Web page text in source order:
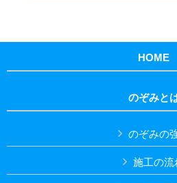
HOME
のぞみと
のぞみの
施工の流